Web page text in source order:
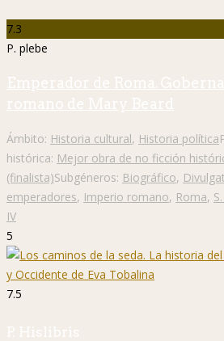
7.3
P. plebe
Emperador de Roma.
romano de Mary Beard
Ámbito: Historia cultural, Historia política
histórica: Mejor obra de no ficción
(finalista)Subgéneros: Biográfico,
emperadores, Imperio romano, Roma,
IV
5
7.5
P. Hislibris